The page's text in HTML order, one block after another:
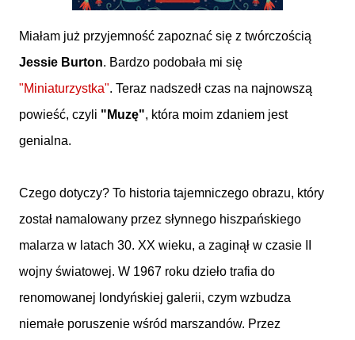
Miałam już przyjemność zapoznać się z twórczością
Jessie Burton. Bardzo podobała mi się
"Miniaturzystka". Teraz nadszedł czas na najnowszą
powieść, czyli "Muzę", która moim zdaniem jest
genialna.
Czego dotyczy? To historia tajemniczego obrazu, który
został namalowany przez słynnego hiszpańskiego
malarza w latach 30. XX wieku, a zaginął w czasie II
wojny światowej. W 1967 roku dzieło trafia do
renomowanej londyńskiej galerii, czym wzbudza
niemałe poruszenie wśród marszandów. Przez